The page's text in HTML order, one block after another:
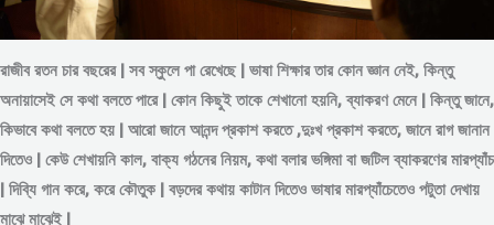
রাজীব রতন চার বছরের | সব স্কুলে পা রেখেছে | ভাষা শিক্ষার তার কোন জ্ঞান নেই, কিন্তু
অনায়াসেই সে কথা বলতে পারে | কোন কিছুই তাকে শেখানো হয়নি, ব্যাকরণ মেনে | কিন্তু জানে,
কিভাবে কথা বলতে হয় | আরো জানে আনন্দ প্রকাশ করতে ,দুঃখ প্রকাশ করতে, জানে রাগ জানান
দিতেও | কেউ শেখায়নি কাল, বাক্য গঠনের নিয়ম, কথা বলার ভঙ্গিমা বা জটিল ব্যাকরণের মারপ্যাঁচ
| দিব্যি গান করে, করে কৌতুক | বড়দের কথায় কাটান দিতেও ভাষার মারপ্যাঁচেতেও পটুতা দেখায়
মাঝে মাঝেই |